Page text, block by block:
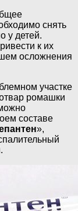
снять
у детей.
к их
осложнения
участке
ромашки
составе
»,